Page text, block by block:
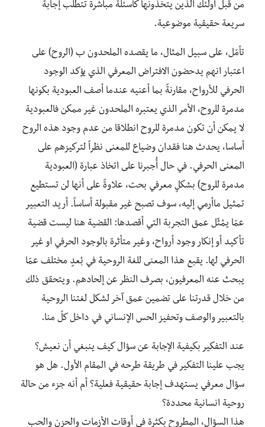
من قبل أولئك الذين يتخذونها كأسئلة مباشرة تتطلب إجابة
سريعة حقيقية موضوعية.
تأمّل، على سبيل المثال، ما يقصده الملحدون ب (الروح) على
اعتبار انهم يدحضون الافتراض المعرفي الذي يؤكد الوجود
الحرفي للأرواح، مقارنةً بما أعنيه عندما أصف العبودية بكونها
مدمرة للروح، الأمر الذي يعتبره الملحدون غير ممكن فالعبودية
لا يمكن أن تكون مدمرة للروح انطلاقا من عدم وجود هذه الروح
أساسا، يحدث هنا فقدان وضياع للمعنى نظراً لتركيزهم على
المعنى الحرفي. في حال أُجبرنا على اتخاذ عبارة (العبودية
مدمرة للروح) بشكلٍ معرفي بحت، علاوةً على أنها لن تستطيع
تمثيل ماأرمي إليه، سوف تصبح غير مقبولة أساساً. أريد التعبير
عمّا يمُثّل عمق التجربة التي أقصدها: القضية هنا ليست قضية
تأكيد أو إنكار وجود أرواح، وغير متأثرة بالوجود الحرفي او غير
الحرفي لها. يقبع هذا المعنى للغة الروحية في بُعدٍ مختلف عمّا
يبحث عنه المعرفيون، بصرف النظر عن إلحادهم. ويتحقق ذلك
من خلال قدرتنا على تضمين عمق آخر لشكل لغتنا الروحية
بالتعبير والوصف وتحفيز الحس الإنساني في داخل كلّ منا.
عند التفكير بكيفية الإجابة عن سؤال كيف ينبغي أن نعيش؟
يجب علينا التفكير في طريقة طرحه في المقام الأول. هل هو
سؤال معرفي يستهدف إجابة حقيقية فعلية؟ أم أنه جزء من حالة
روحية انسانية محددة؟
هذا السؤال، المطروح بكثرة في أوقات الأزمات والحزن والحب